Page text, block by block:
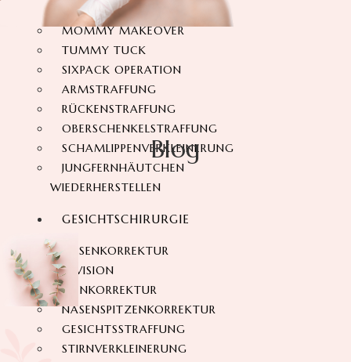
BAUCHSTRAFFUNG
MOMMY MAKEOVER
TUMMY TUCK
SIXPACK OPERATION
ARMSTRAFFUNG
RÜCKENSTRAFFUNG
OBERSCHENKELSTRAFFUNG
SCHAMLIPPENVERKLEINERUNG
JUNGFERNHÄUTCHEN
WIEDERHERSTELLEN
GESICHTSCHIRURGIE
NASENKORREKTUR
REVISION
NASENKORREKTUR
NASENSPITZENKORREKTUR
GESICHTSSTRAFFUNG
STIRNVERKLEINERUNG
Blog